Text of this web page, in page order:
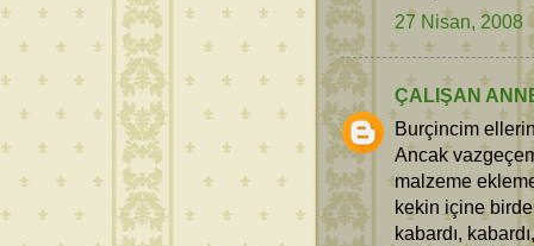
27 Nisan, 2008
ÇALIŞAN
Burçincim
Ancak
malzeme
kekin içine
kabardı,